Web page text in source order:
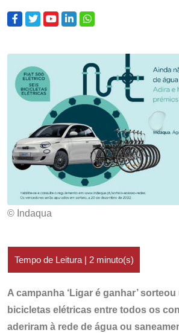
© Indaqua
A campanha ‘Ligar é ganhar’
bicicletas elétricas entre todos os
aderiram à rede de água ou